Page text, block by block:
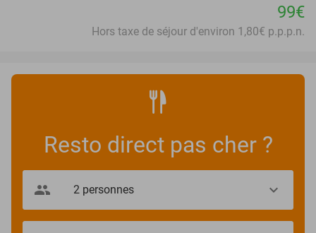
99€
Hors taxe de séjour d'environ 1,80€ p.p.p.n.
Resto direct pas cher ?